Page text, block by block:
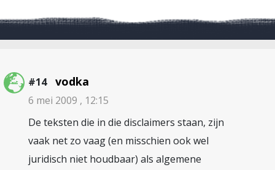
#14 vodka
6 mei 2009 , 12:15
De teksten die in die disclaimers staan, zijn
vaak net zo vaag (en misschien ook wel
juridisch niet houdbaar) als algemene